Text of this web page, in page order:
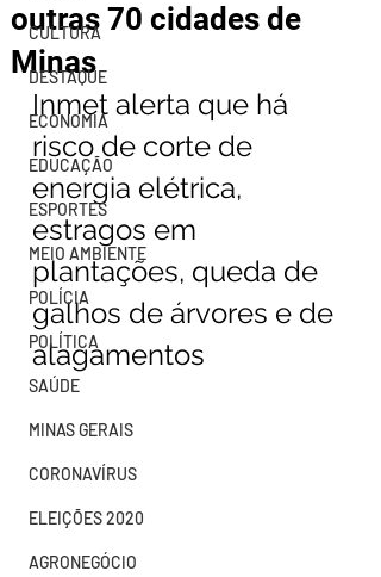
CULTURA
DESTAQUE
ECONOMIA
EDUCAÇÃO
ESPORTES
MEIO AMBIENTE
POLÍCIA
POLÍTICA
SAÚDE
MINAS GERAIS
CORONAVÍRUS
ELEIÇÕES 2020
AGRONEGÓCIO
outras 70 cidades de
Minas
Inmet alerta que há
risco de corte de
energia elétrica,
estragos em
plantações, queda de
galhos de árvores e de
alagamentos